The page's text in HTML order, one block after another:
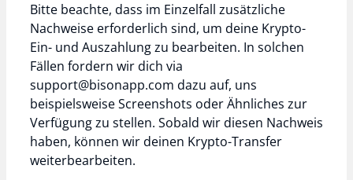
Bitte beachte, dass im Einzelfall zusätzliche
Nachweise erforderlich sind, um deine Krypto-
Ein- und Auszahlung zu bearbeiten. In solchen
Fällen fordern wir dich via
support@bisonapp.com dazu auf, uns
beispielsweise Screenshots oder Ähnliches zur
Verfügung zu stellen. Sobald wir diesen Nachweis
haben, können wir deinen Krypto-Transfer
weiterbearbeiten.